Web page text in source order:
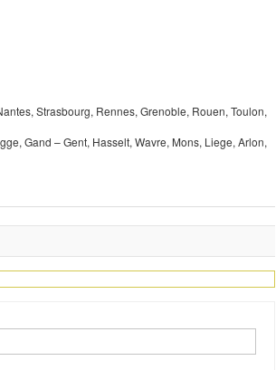
Strasbourg, Rennes, Grenoble, Rouen, Toulon,
Gand – Gent, Hasselt, Wavre, Mons, Liege, Arlon,